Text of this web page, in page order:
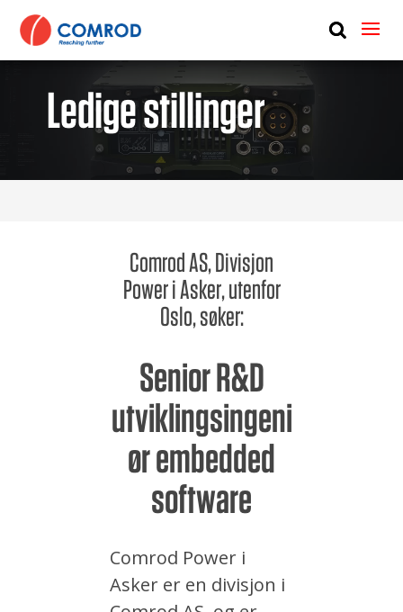
ABOUT
MEDIA
Ledige stillinger
Comrod AS, Divisjon
Power i Asker, utenfor
Oslo, søker:
Senior R&D
utviklingsingeni
ør embedded
software
Comrod Power i
Asker er en divisjon i